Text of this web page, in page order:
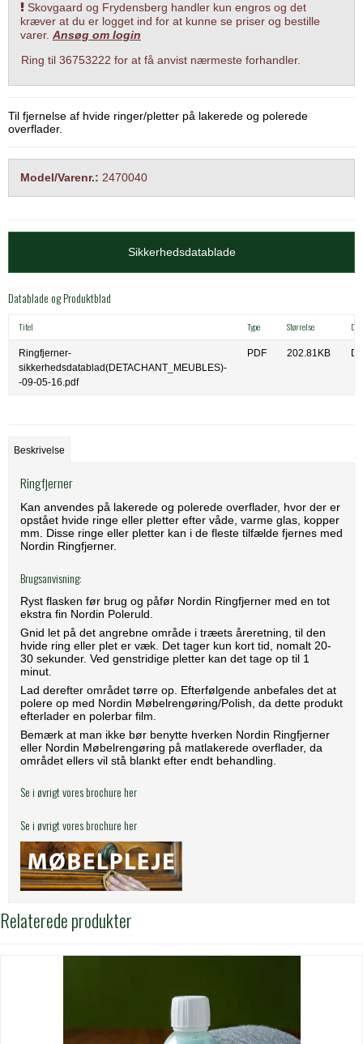
Skovgaard og Frydensberg handler kun engros og det
kræver at du er logget ind for at kunne se priser og bestille
varer. Ansøg om login
Ring til 36753222 for at få anvist nærmeste forhandler.
Til fjernelse af hvide ringer/pletter på lakerede og polerede
overflader.
Model/Varenr.: 2470040
Sikkerhedsdatablade
Datablade og Produktblad
Titel Type Størrelse
Ringfjerner-
sikkerhedsdatablad(DETACHANT_MEUBLES)-
-09-05-16.pdf
PDF 202.81KB
Beskrivelse
Ringfjerner
Kan anvendes på lakerede og polerede overflader, hvor der er
opstået hvide ringe eller pletter efter våde, varme glas, kopper
mm. Disse ringe eller pletter kan i de fleste tilfælde fjernes med
Nordin Ringfjerner.
Brugsanvisning:
Ryst flasken før brug og påfør Nordin Ringfjerner med en tot
ekstra fin Nordin Poleruld.
Gnid let på det angrebne område i træets åreretning, til den
hvide ring eller plet er væk. Det tager kun kort tid, nomalt 20-
30 sekunder. Ved genstridige pletter kan det tage op til 1
minut.
Lad derefter området tørre op. Efterfølgende anbefales det at
polere op med Nordin Møbelrengøring/Polish, da dette produkt
efterlader en polerbar film.
Bemærk at man ikke bør benytte hverken Nordin Ringfjerner
eller Nordin Møbelrengøring på matlakerede overflader, da
området ellers vil stå blankt efter endt behandling.
Se i øvrigt vores brochure her
Se i øvrigt vores brochure her
Relaterede produkter